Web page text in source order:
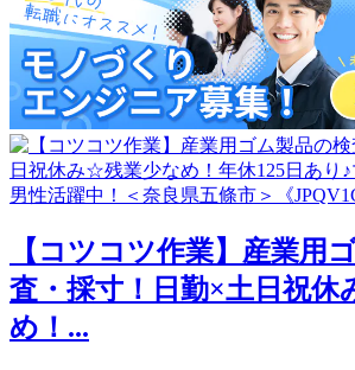
【コツコツ作業】産業用
査・採寸！日勤×土日祝
め！...